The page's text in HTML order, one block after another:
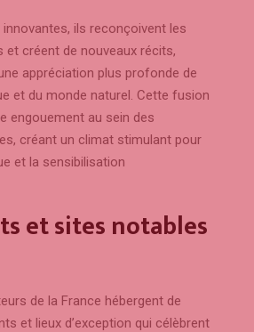
ils reconçoivent les
créent de nouveaux récits,
appréciation plus profonde de
et du monde naturel. Cette fusion
engouement au sein des
créant un climat stimulant pour
et la sensibilisation
et sites notables
de la France hébergent de
et lieux d’exception qui célèbrent